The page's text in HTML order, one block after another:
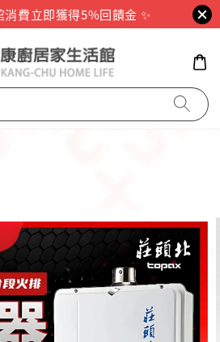
費立即獲得5%回饋金 ✨